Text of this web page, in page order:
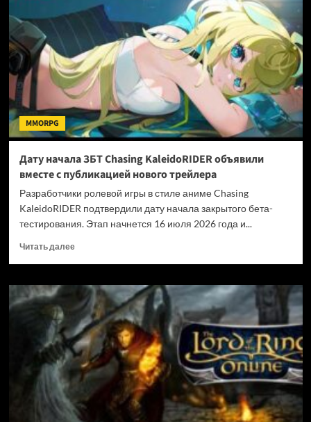
героя
Revival
MMORPG
Дату начала ЗБТ Chasing KaleidoRIDER объявили
вместе с публикацией нового трейлера
Разработчики ролевой игры в стиле аниме Chasing
KaleidoRIDER подтвердили дату начала закрытого бета-
тестирования. Этап начнется 16 июля 2026 года и...
Читать далееПрочитать
Дату
начала
ЗБТ
Chasing
KaleidoRIDER
объявили
вместе
с
публикацией
нового
трейлера